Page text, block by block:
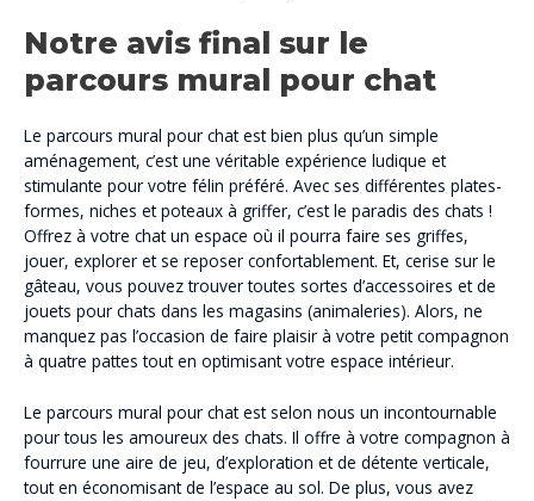
Notre avis final sur le
parcours mural pour chat
Le parcours mural pour chat est bien plus qu’un simple
aménagement, c’est une véritable expérience ludique et
stimulante pour votre félin préféré. Avec ses différentes plates-
formes, niches et poteaux à griffer, c’est le paradis des chats !
Offrez à votre chat un espace où il pourra faire ses griffes,
jouer, explorer et se reposer confortablement. Et, cerise sur le
gâteau, vous pouvez trouver toutes sortes d’accessoires et de
jouets pour chats dans les magasins (animaleries). Alors, ne
manquez pas l’occasion de faire plaisir à votre petit compagnon
à quatre pattes tout en optimisant votre espace intérieur.
Le parcours mural pour chat est selon nous un incontournable
pour tous les amoureux des chats. Il offre à votre compagnon à
fourrure une aire de jeu, d’exploration et de détente verticale,
tout en économisant de l’espace au sol. De plus, vous avez